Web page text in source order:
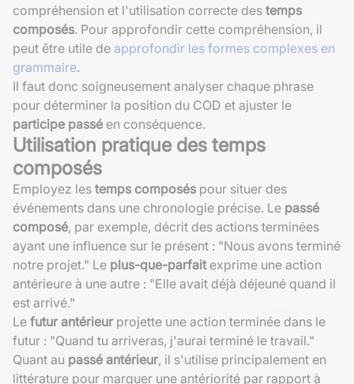
compréhension et l'utilisation correcte des temps
composés. Pour approfondir cette compréhension, il
peut être utile de approfondir les formes complexes en
grammaire.
Il faut donc soigneusement analyser chaque phrase
pour déterminer la position du COD et ajuster le
participe passé en conséquence.
Utilisation pratique des temps
composés
Employez les temps composés pour situer des
événements dans une chronologie précise. Le passé
composé, par exemple, décrit des actions terminées
ayant une influence sur le présent : "Nous avons terminé
notre projet." Le plus-que-parfaitexprime une action
antérieure à une autre : "Elle avait déjà déjeuné quand il
est arrivé."
Le futur antérieurprojette une action terminée dans le
futur : "Quand tu arriveras, j'aurai terminé le travail."
Quant au passé antérieur, il s'utilise principalement en
littérature pour marquer une antériorité par rapport à